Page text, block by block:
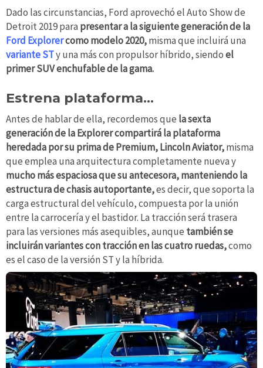
Dado las circunstancias, Ford aprovechó el Auto Show de
Detroit 2019 para presentar a la siguiente generación de la
Ford Explorercomo modelo 2020,misma que incluirá una
variante STy una más con propulsor híbrido, siendoel
primer SUV enchufable de la gama.
Estrena plataforma…
Antes de hablar de ella, recordemos que la sexta
generación de la Explorer compartirá la plataforma
heredada por su prima de Premium, Lincoln Aviator,misma
que emplea una arquitectura completamente nueva y
mucho más espaciosa que su antecesora, manteniendo la
estructura de chasis autoportante,es decir, que soporta la
carga estructural del vehículo, compuesta por la unión
entre la carrocería y el bastidor. La tracción será trasera
para las versiones más asequibles, aunque también se
incluirán variantes con tracción en las cuatro ruedas,como
es el caso de la versión ST y la híbrida.